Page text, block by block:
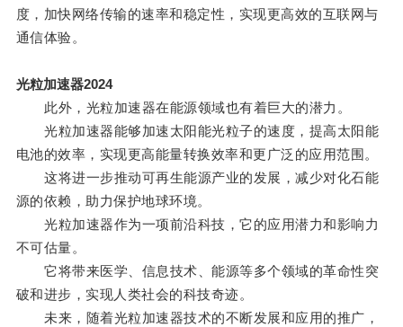
度，加快网络传输的速率和稳定性，实现更高效的互联网与
通信体验。
光粒加速器2024
此外，光粒加速器在能源领域也有着巨大的潜力。
光粒加速器能够加速太阳能光粒子的速度，提高太阳能
电池的效率，实现更高能量转换效率和更广泛的应用范围。
这将进一步推动可再生能源产业的发展，减少对化石能
源的依赖，助力保护地球环境。
光粒加速器作为一项前沿科技，它的应用潜力和影响力
不可估量。
它将带来医学、信息技术、能源等多个领域的革命性突
破和进步，实现人类社会的科技奇迹。
未来，随着光粒加速器技术的不断发展和应用的推广，